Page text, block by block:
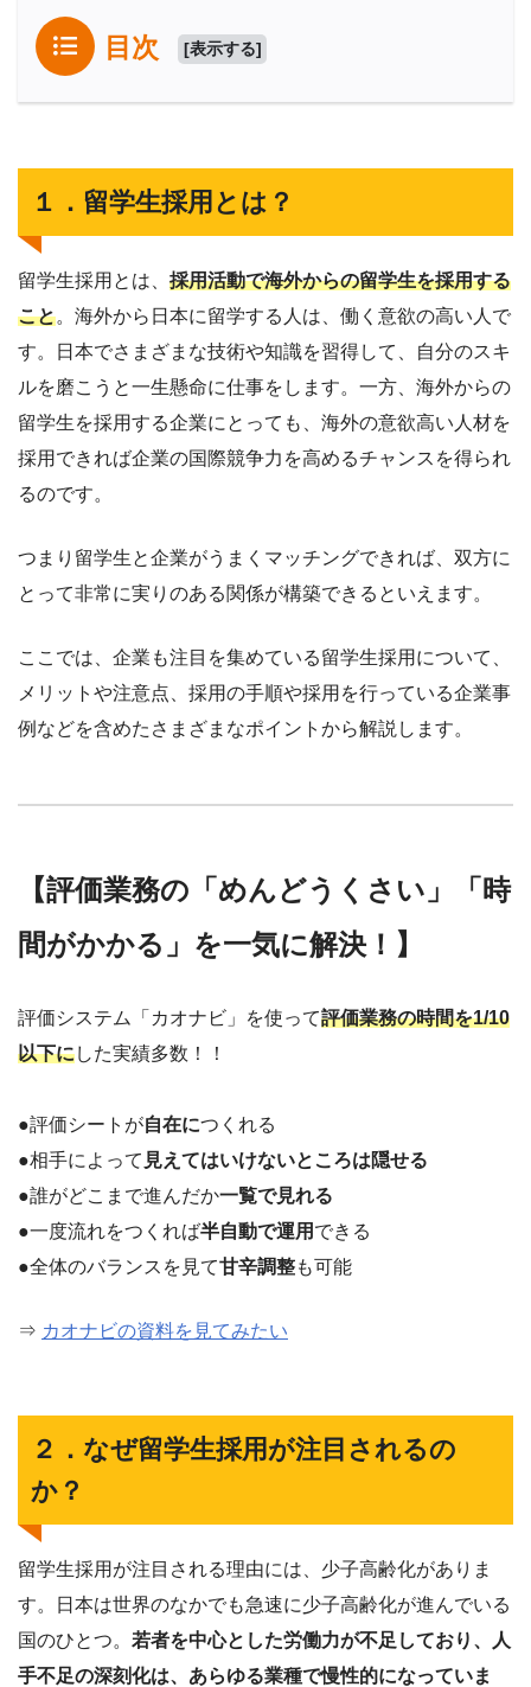
目次 [表示する]
１．留学生採用とは？
留学生採用とは、 採用活動で海外からの留学生を採用する
こと。海外から日本に留学する人は、働く意欲の高い人で
す。日本でさまざまな技術や知識を習得して、自分のスキ
ルを磨こうと一生懸命に仕事をします。一方、海外からの
留学生を採用する企業にとっても、海外の意欲高い人材を
採用できれば企業の国際競争力を高めるチャンスを得られ
るのです。
つまり留学生と企業がうまくマッチングできれば、双方に
とって非常に実りのある関係が構築できるといえます。
ここでは、企業も注目を集めている留学生採用について、
メリットや注意点、採用の手順や採用を行っている企業事
例などを含めたさまざまなポイントから解説します。
【評価業務の「めんどうくさい」「時
間がかかる」を一気に解決！】
評価システム「カオナビ」を使って評価業務の時間を1/10
以下にした実績多数！！
●評価シートが自在につくれる
●相手によって 見えてはいけないところは隠せる
●誰がどこまで進んだか一覧で見れる
●一度流れをつくれば半自動で運用 できる
●全体のバランスを見て甘辛調整も可能
⇒ カオナビの資料を見てみたい
２．なぜ留学生採用が注目されるの
か？
留学生採用が注目される理由には、少子高齢化がありま
す。日本は世界のなかでも急速に少子高齢化が進んでいる
国のひとつ。 若者を中心とした労働力が不足しており、人
手不足の深刻化は、あらゆる業種で慢性的になっていま